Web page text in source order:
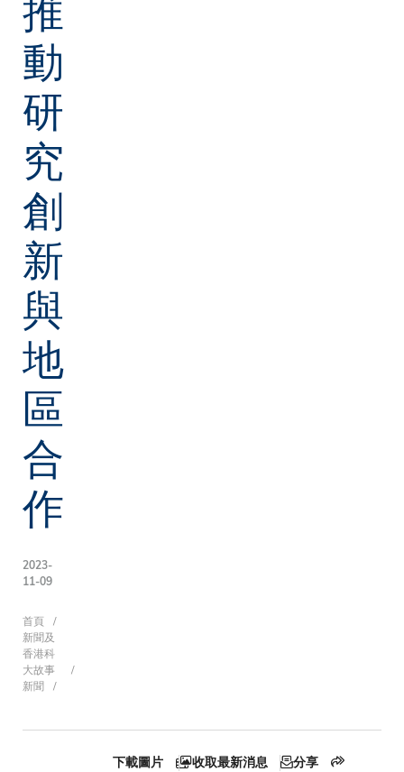
動
研
究
創
新
與
地
區
合
作
2023-
11-09
導
航
首頁
新聞及
香港科
大故事
新聞
下載圖片 收取最新消息 分享